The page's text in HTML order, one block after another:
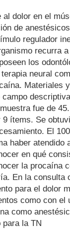
dolor en el
de
regulador
recurra
los
neural
Materiales
fue de
ítems. Se
El
haber atendido
en qué
la procaína
En la consulta
para el dolor
como con el
como
la TN